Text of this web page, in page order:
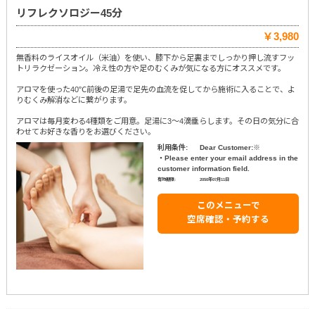
リフレクソロジー45分
￥3,980
無香料のライスオイル（米油）を使い、膝下から足裏までしっかり押し流すフッ
トリラクゼーション。冷え性の方や足のむくみが気になる方にオススメです。
アロマを使った40℃前後の足湯で足先の血流を促してから施術に入ることで、よ
りむくみ解消などに繋がります。
アロマは毎月変わる4種類をご用意。足湯に3～4滴垂らします。その日の気分に合
わせてお好きな香りをお選びください。
利用条件:
Dear Customer:※
・Please enter your email address in the
customer information field.
有効期限: 2050年07月11日
このメニューで
空席確認・予約する